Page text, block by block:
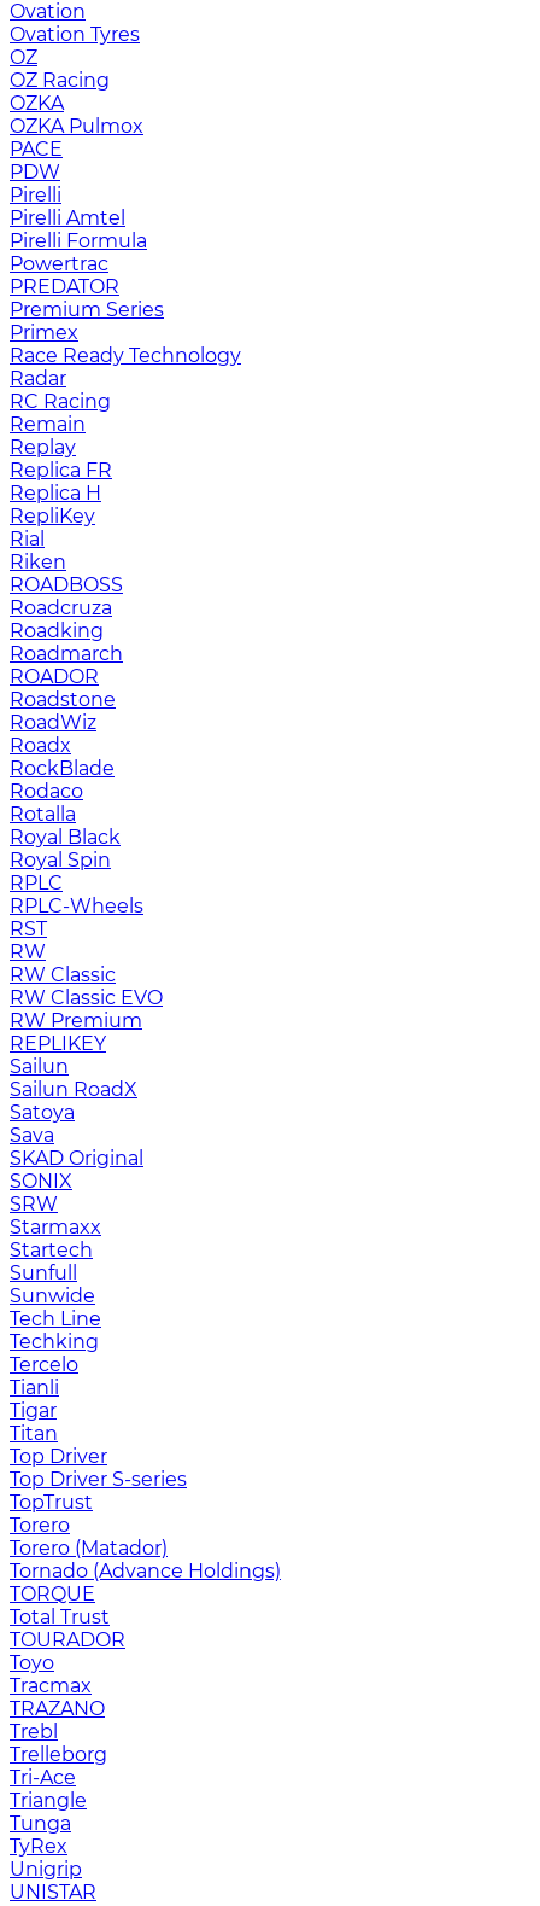
Ovation
Ovation Tyres
OZ
OZ Racing
OZKA
OZKA Pulmox
PACE
PDW
Pirelli
Pirelli Amtel
Pirelli Formula
Powertrac
PREDATOR
Premium Series
Primex
Race Ready Technology
Radar
RC Racing
Remain
Replay
Replica FR
Replica H
RepliKey
Rial
Riken
ROADBOSS
Roadcruza
Roadking
Roadmarch
ROADOR
Roadstone
RoadWiz
Roadx
RockBlade
Rodaco
Rotalla
Royal Black
Royal Spin
RPLC
RPLC-Wheels
RST
RW
RW Classic
RW Classic EVO
RW Premium
RЕPLIKEY
Sailun
Sailun RoadX
Satoya
Sava
SKAD Original
SONIX
SRW
Starmaxx
Startech
Sunfull
Sunwide
Tech Line
Techking
Tercelo
Tianli
Tigar
Titan
Top Driver
Top Driver S-series
TopTrust
Torero
Torero (Matador)
Tornado (Advance Holdings)
TORQUE
Total Trust
TOURADOR
Toyo
Tracmax
TRAZANO
Trebl
Trelleborg
Tri-Ace
Triangle
Tunga
TyRex
Unigrip
UNISTAR